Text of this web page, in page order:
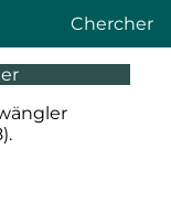
Chercher